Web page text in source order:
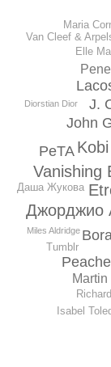
Vanishing
Джорджио
John
J.
PeTA
Elle
Даша Жукова
Tumblr
Isabel
Van Cleef &
Maria
Diorstian Dior
Miles Aldridge